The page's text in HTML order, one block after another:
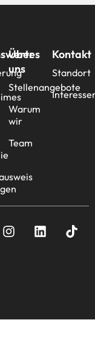
Über
uns
Stellenangebote
Warum
wir
Team
Kontakt
Standort